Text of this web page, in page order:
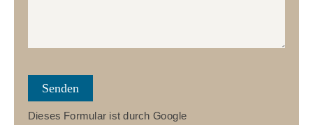
Dieses Formular ist durch Google